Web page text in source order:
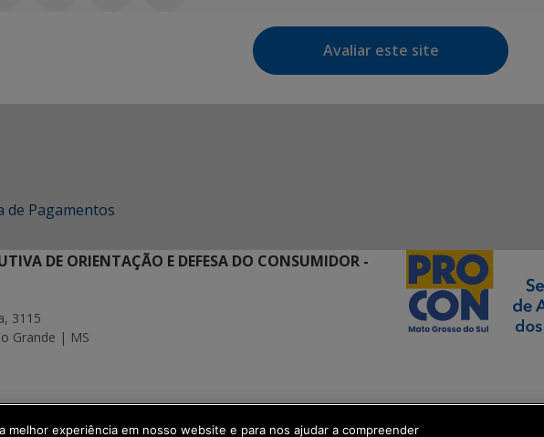
Avaliar este site
de Pagamentos
DE ORIENTAÇÃO E DEFESA DO CONSUMIDOR -
3115
Grande | MS
Executiva de Transformação Digital
melhor experiência em nosso website e para nos ajudar a compreender